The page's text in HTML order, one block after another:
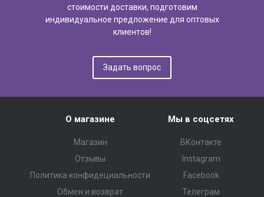
стоимости доставки, подготовим
индивидуальное предложение для оптовых
клиентов!
Задать вопрос
О магазине
Магазин
Отзывы
Политика конфидециальности
Обмен и возврат
Мы в соцсетях
ВКонтакте
Instagram
Facebook
Телеграм